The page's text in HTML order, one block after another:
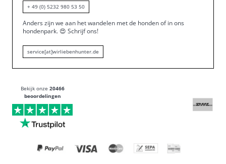
+ 49 (0) 5232 980 53 50
Anders zijn we aan het wandelen met de honden of in ons
hondenpark. 😍 Schrijf ons!
service[at]wirliebenhunter.de
Bekijk onze 20466
beoordelingen